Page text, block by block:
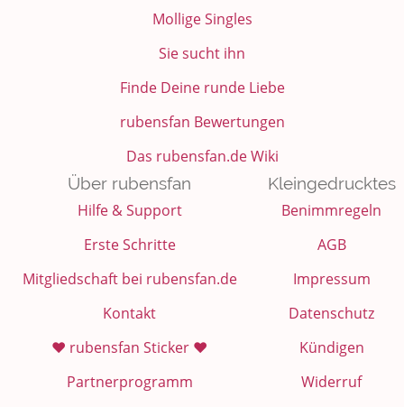
Mollige Singles
Sie sucht ihn
Finde Deine runde Liebe
rubensfan Bewertungen
Das rubensfan.de Wiki
Über rubensfan
Hilfe & Support
Erste Schritte
Mitgliedschaft bei rubensfan.de
Kontakt
❤️ rubensfan Sticker ❤️
Partnerprogramm
Kleingedrucktes
Benimmregeln
AGB
Impressum
Datenschutz
Kündigen
Widerruf